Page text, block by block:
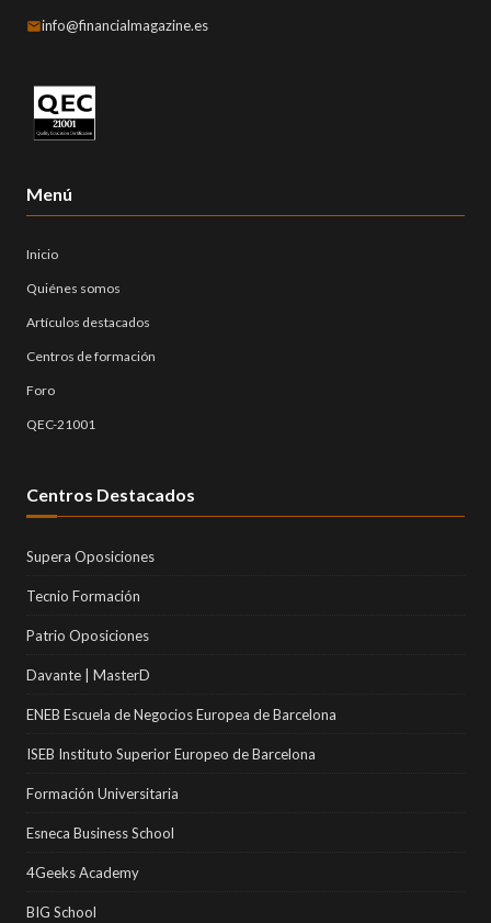
info@financialmagazine.es
Menú
Inicio
Quiénes somos
Artículos destacados
Centros de formación
Foro
QEC-21001
Centros Destacados
Supera Oposiciones
Tecnio Formación
Patrio Oposiciones
Davante | MasterD
ENEB Escuela de Negocios Europea de Barcelona
ISEB Instituto Superior Europeo de Barcelona
Formación Universitaria
Esneca Business School
4Geeks Academy
BIG School